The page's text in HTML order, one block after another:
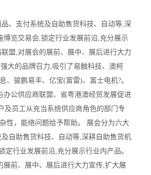
、支付系统及自助售货科技、自动等,深
览交易会,锁定行业发展前沿,充分展示
盟,对展会的展前、展中、展后进行大力
大的品牌召力,吸引了易触科技、澳柯
骏鹏易丰、亿宝(富雷)、富士电机?。
公供应商联盟、省粤港澳经贸发展促进
及员工从充当系统供应商角色的部门专
性，能络问题给予帮助。 展会分为六大
自助售货科技、自动等,深耕自助售货机
行业发展前沿,充分展示行业内产品。
前、展中、展后进行大力宣传,扩大展